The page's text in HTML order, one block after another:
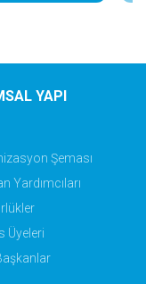
YAPI
Şeması
Yardımcıları
Üyeleri